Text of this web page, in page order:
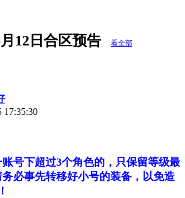
12日合区预告 看全部
17:35:30
号下超过3个角色的，只保留等级最
必事先转移好小号的装备，以免造